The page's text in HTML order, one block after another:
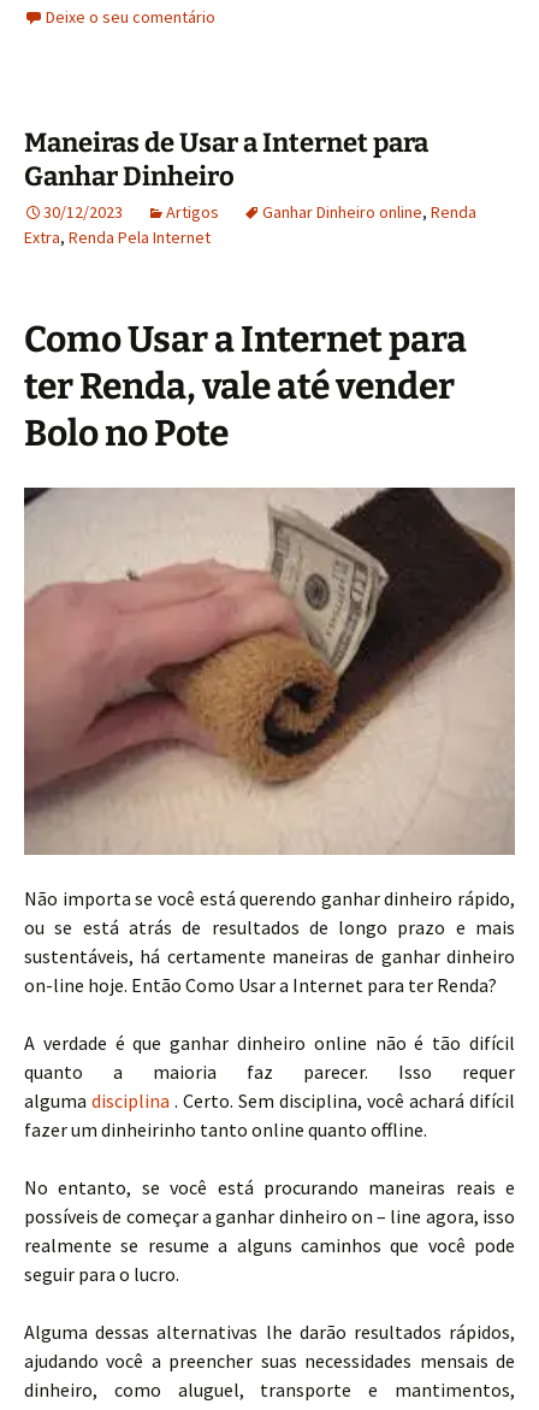
Deixe o seu comentário
Maneiras de Usar a Internet para
Ganhar Dinheiro
30/12/2023 Artigos Ganhar Dinheiro online, Renda
Extra, Renda Pela Internet
Como Usar a Internet para
ter Renda, vale até vender
Bolo no Pote
Não importa se você está querendo ganhar dinheiro rápido,
ou se está atrás de resultados de longo prazo e mais
sustentáveis, há certamente maneiras de ganhar dinheiro
on-line hoje. Então Como Usar a Internet para ter Renda?
A verdade é que ganhar dinheiro online não é tão difícil
quanto a maioria faz parecer. Isso requer
alguma disciplina . Certo. Sem disciplina, você achará difícil
fazer um dinheirinho tanto online quanto offline.
No entanto, se você está procurando maneiras reais e
possíveis de começar a ganhar dinheiro on – line agora, isso
realmente se resume a alguns caminhos que você pode
seguir para o lucro.
Alguma dessas alternativas lhe darão resultados rápidos,
ajudando você a preencher suas necessidades mensais de
dinheiro, como aluguel, transporte e mantimentos,